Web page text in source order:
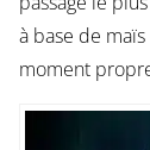
à base de
moment